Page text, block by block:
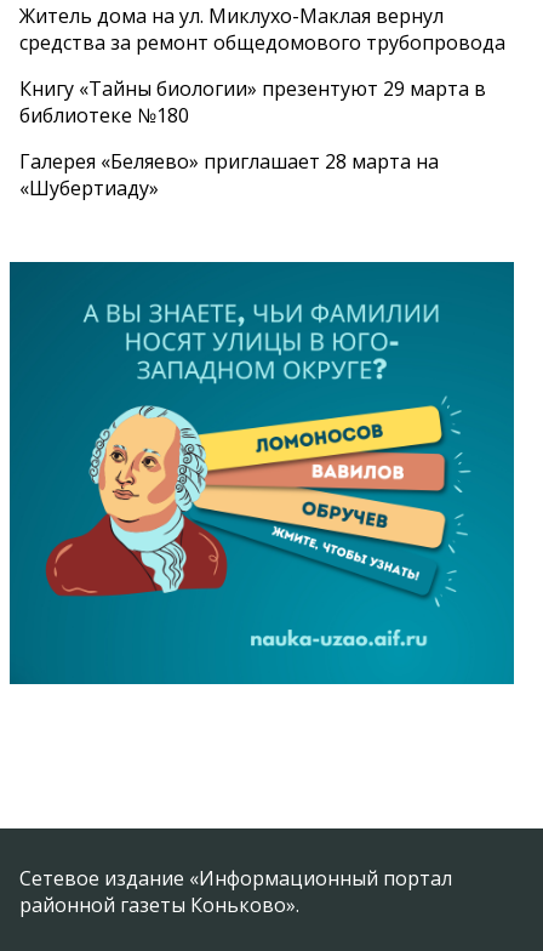
Житель дома на ул. Миклухо-Маклая вернул
средства за ремонт общедомового трубопровода
Книгу «Тайны биологии» презентуют 29 марта в
библиотеке №180
Галерея «Беляево» приглашает 28 марта на
«Шубертиаду»
Сетевое издание «Информационный портал
районной газеты Коньково».